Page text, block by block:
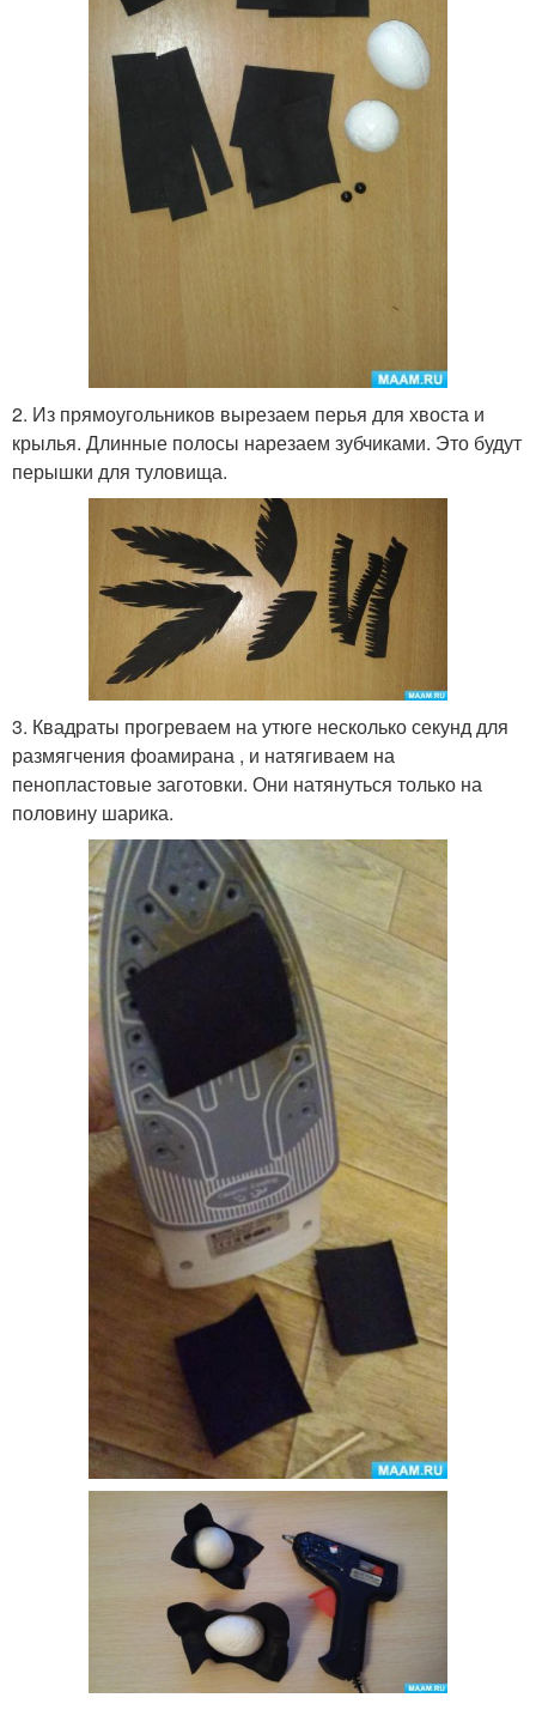
2. Из прямоугольников вырезаем перья для хвоста и
крылья. Длинные полосы нарезаем зубчиками. Это будут
перышки для туловища.
3. Квадраты прогреваем на утюге несколько секунд для
размягчения фоамирана , и натягиваем на
пенопластовые заготовки. Они натянуться только на
половину шарика.